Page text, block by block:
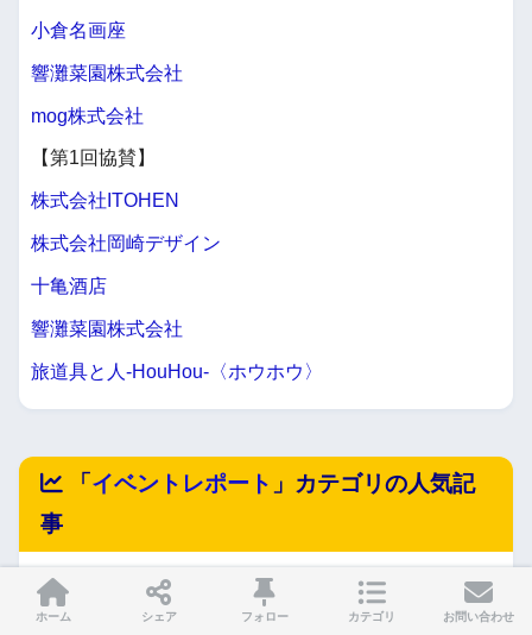
小倉名画座
響灘菜園株式会社
mog株式会社
【第1回協賛】
株式会社ITOHEN
株式会社岡崎デザイン
十亀酒店
響灘菜園株式会社
旅道具と人-HouHou-〈ホウホウ〉
「イベントレポート 」カテゴリの人気記
事
「仮装して小倉の街をパレードしよう！」特命
PR大使・バナナ姫ルナから「こくらハロウィ
ホーム シェア フォロー カテゴリ お問い合わせ